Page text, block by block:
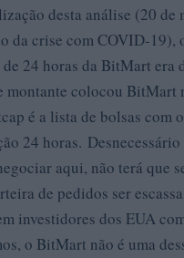
desta análise (20 de
da crise com COVID-19),
24 horas da BitMart era
montante colocou BitMart
é a lista de bolsas com
24 horas.
aqui, não terá que
de pedidos ser
investidores dos EUA
o BitMart não é uma